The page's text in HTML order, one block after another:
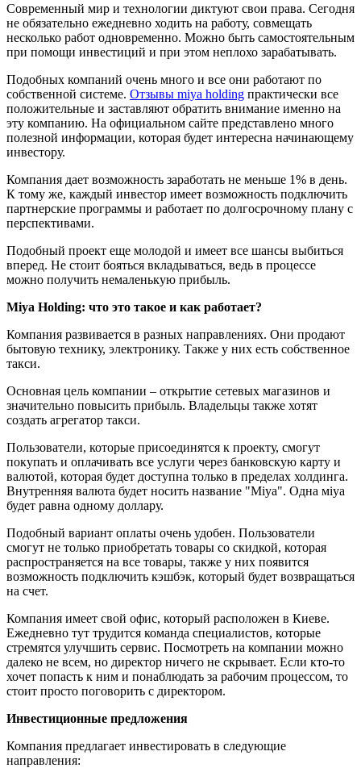
Современный мир и технологии диктуют свои права. Сегодня
не обязательно ежедневно ходить на работу, совмещать
несколько работ одновременно. Можно быть самостоятельным
при помощи инвестиций и при этом неплохо зарабатывать.
Подобных компаний очень много и все они работают по
собственной системе. Отзывы miya holding практически все
положительные и заставляют обратить внимание именно на
эту компанию. На официальном сайте представлено много
полезной информации, которая будет интересна начинающему
инвестору.
Компания дает возможность заработать не меньше 1% в день.
К тому же, каждый инвестор имеет возможность подключить
партнерские программы и работает по долгосрочному плану с
перспективами.
Подобный проект еще молодой и имеет все шансы выбиться
вперед. Не стоит бояться вкладываться, ведь в процессе
можно получить немаленькую прибыль.
Miya Holding: что это такое и как работает?
Компания развивается в разных направлениях. Они продают
бытовую технику, электронику. Также у них есть собственное
такси.
Основная цель компании – открытие сетевых магазинов и
значительно повысить прибыль. Владельцы также хотят
создать агрегатор такси.
Пользователи, которые присоединятся к проекту, смогут
покупать и оплачивать все услуги через банковскую карту и
валютой, которая будет доступна только в пределах холдинга.
Внутренняя валюта будет носить название "Miya". Одна мiya
будет равна одному доллару.
Подобный вариант оплаты очень удобен. Пользователи
смогут не только приобретать товары со скидкой, которая
распространяется на все товары, также у них появится
возможность подключить кэшбэк, который будет возвращаться
на счет.
Компания имеет свой офис, который расположен в Киеве.
Ежедневно тут трудится команда специалистов, которые
стремятся улучшить сервис. Посмотреть на компании можно
далеко не всем, но директор ничего не скрывает. Если кто-то
хочет попасть к ним и понаблюдать за рабочим процессом, то
стоит просто поговорить с директором.
Инвестиционные предложения
Компания предлагает инвестировать в следующие
направления: